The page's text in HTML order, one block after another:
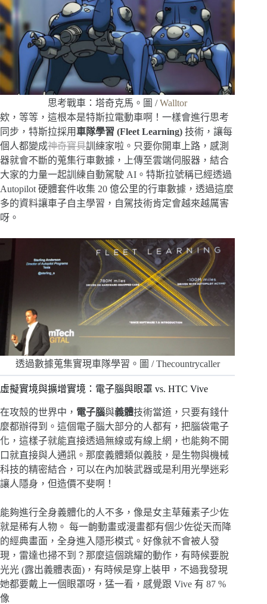
思考戰車：塔奇克馬。圖 /Walltor
欸，等等，這根本是特斯拉電動車啊！一樣會進行思考
同步，特斯拉採用車隊學習 (Fleet Learning) 技術，讓每
個人都變成神奇寶貝訓練家啦。只要你開車上路，感測
器就會不斷的蒐集行車數據，上傳至雲端伺服器，結合
大家的力量一起訓練自動駕駛 AI。特斯拉號稱已經透過
Autopilot 硬體套件收集 20 億公里的行車數據，透過這麼
多的資料讓車子自主學習，自駕技術肯定會越來越厲害
呀。
透過數據蒐集實現車隊學習。圖 / Thecountrycaller
虛擬實境與擴增實境：電子腦與眼罩 vs. HTC Vive
在攻殼的世界中， 電子腦與義體技術當道，只要有錢什
麼都辦得到。這個電子腦大部分的人都有，把腦袋電子
化，這樣子就能直接透過無線或有線上網，也能夠不開
口就直接與人通訊。那麼義體類似義肢，是生物與機械
科技的精密結合，可以在內加裝武器或是利用光學迷彩
讓人隱身，但造價不斐啊！
能夠進行全身義體化的人不多，像是女主草薙素子少佐
就是稀有人物。 每一齣動畫或漫畫都有個少佐從天而降
的經典畫面，全身進入隱形模式。好像就不會被人發
現，雷達也掃不到？那麼這個跳耀的動作，有時候要脫
光光 (露出義體表面)，有時候是穿上裝甲，不過我發現
她都要戴上一個眼罩呀，猛一看，感覺跟 Vive 有 87 %
像